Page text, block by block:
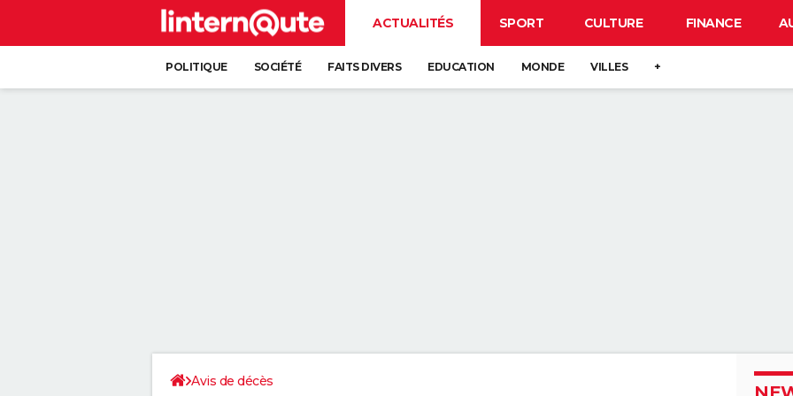
ACTUALITÉS SPORT CULTURE FINANCE
POLITIQUE SOCIÉTÉ FAITS DIVERS EDUCATION MONDE VILLES +
Avis de décès